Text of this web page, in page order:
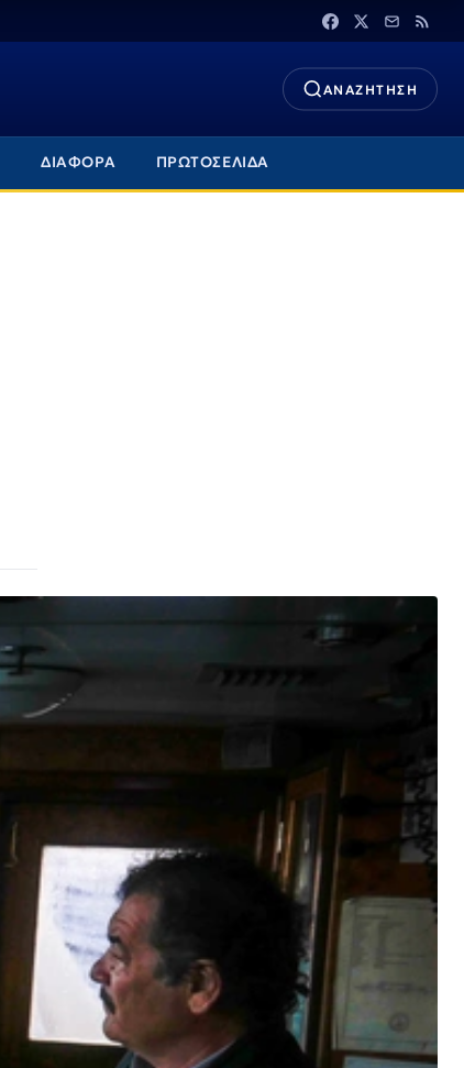
ΑΝΑΖΗΤΗΣΗ
ΔΙΑΦΟΡΑ ΠΡΩΤΟΣΕΛΙΔΑ